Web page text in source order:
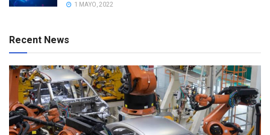
1 MAYO, 2022
Recent News